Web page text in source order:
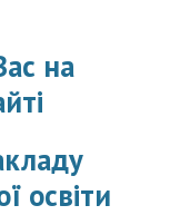
на
освіти